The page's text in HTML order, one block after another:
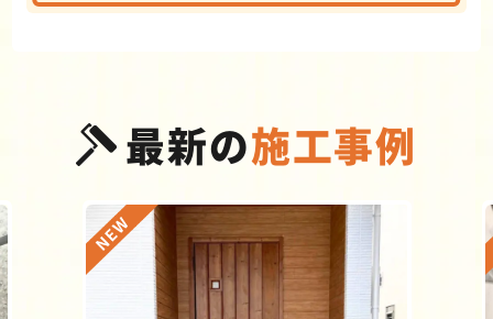
最新の施工事例